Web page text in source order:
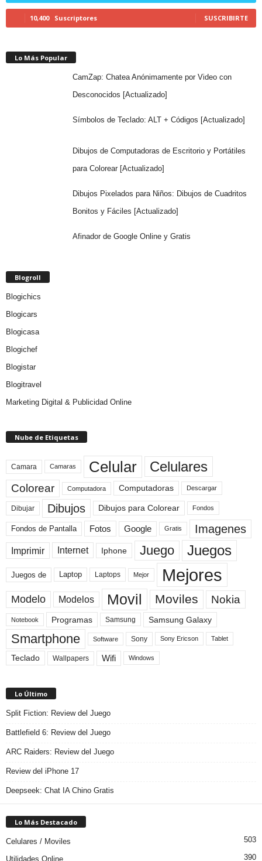
10,400 Suscriptores SUSCRIBIRTE
Lo Más Popular
CamZap: Chatea Anónimamente por Video con
Desconocidos [Actualizado]
Símbolos de Teclado: ALT + Códigos [Actualizado]
Dibujos de Computadoras de Escritorio y Portátiles
para Colorear [Actualizado]
Dibujos Pixelados para Niños: Dibujos de Cuadritos
Bonitos y Fáciles [Actualizado]
Afinador de Google Online y Gratis
Blogroll
Blogichics
Blogicars
Blogicasa
Blogichef
Blogistar
Blogitravel
Marketing Digital & Publicidad Online
Nube de Etiquetas
Camara Camaras Celular Celulares
Colorear Computadora Computadoras Descargar
Dibujar Dibujos Dibujos para Colorear Fondos
Fondos de Pantalla Fotos Google Gratis Imagenes
Imprimir Internet Iphone Juego Juegos
Juegos de Laptop Laptops Mejor Mejores
Modelo Modelos Movil Moviles Nokia
Notebook Programas Samsung Samsung Galaxy
Smartphone Software Sony Sony Ericson Tablet
Teclado Wallpapers Wifi Windows
Lo Último
Split Fiction: Review del Juego
Battlefield 6: Review del Juego
ARC Raiders: Review del Juego
Review del iPhone 17
Deepseek: Chat IA Chino Gratis
Lo Más Destacado
Celulares / Moviles 503
Utilidades Online 390